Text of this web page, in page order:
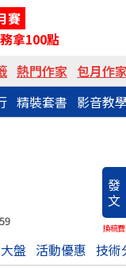
賽
拿100點
熱門作家 包月作
精裝套書 影音教
發
文
換稿費
大盤 活動優惠 技術